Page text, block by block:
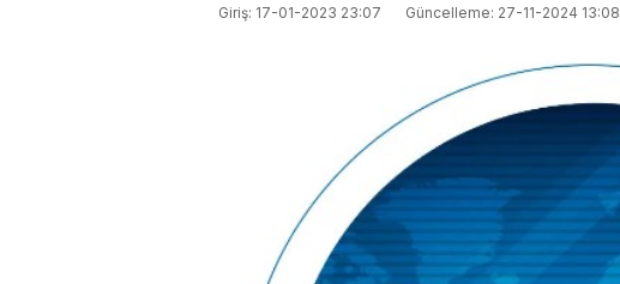
Giriş: 17-01-2023 23:07 Güncelleme: 27-11-2024 13:08